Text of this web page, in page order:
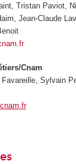
Tristan Paviot,
Jean-Claude
Cnam
Sylvain